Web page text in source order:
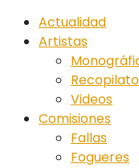
Actualidad
Artistas
Videos
Comisiones
Fallas
Fogueres